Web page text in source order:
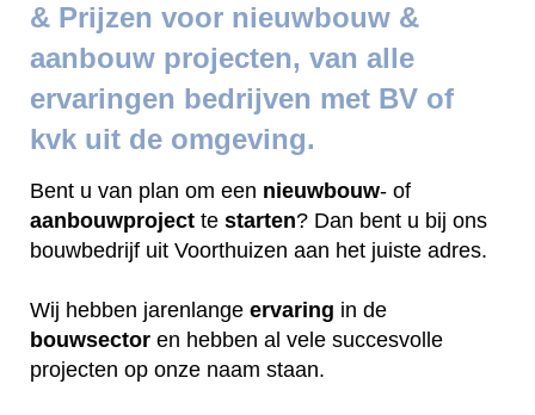
& Prijzen voor nieuwbouw &
aanbouw projecten, van alle
ervaringen bedrijven met BV of
kvk uit de omgeving.
Bent u van plan om een nieuwbouw- of
aanbouwproject te starten? Dan bent u bij ons
bouwbedrijf uit Voorthuizen aan het juiste adres.
Wij hebben jarenlange ervaring in de
bouwsector en hebben al vele succesvolle
projecten op onze naam staan.